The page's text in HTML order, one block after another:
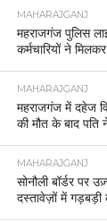
MAHARAJGANJ
महराजगंज पुलिस
कर्मचारियों ने
MAHARAJGANJ
महराजगंज में दहेज
की मौत के बाद पति
MAHARAJGANJ
सोनौली बॉर्डर पर
दस्तावेज़ों में गड़बड़ी